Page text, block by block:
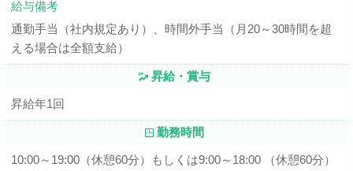
給与備考
通勤手当（社内規定あり）、時間外手当（月20～30時間を超
える場合は全額支給）
昇給・賞与
昇給年1回
勤務時間
10:00～19:00（休憩60分）もしくは9:00～18:00 （休憩60分）